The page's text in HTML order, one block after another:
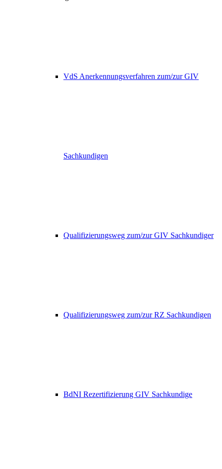
VdS Anerkennungsverfahren zum/zur GIV
Sachkundigen
Qualifizierungsweg zum/zur GIV Sachkundiger
Qualifizierungsweg zum/zur RZ Sachkundigen
BdNI Rezertifizierung GIV Sachkundige